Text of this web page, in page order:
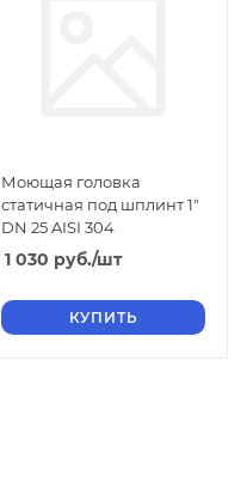
Моющая головка
статичная под шплинт 1"
DN 25 AISI 304
1 030 руб./шт
КУПИТЬ